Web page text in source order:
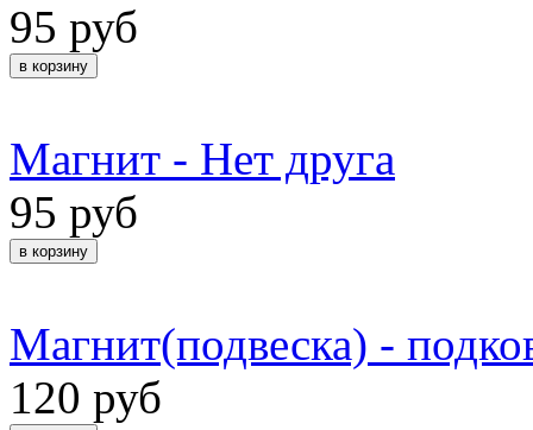
95 руб
Магнит - Нет друга
95 руб
Магнит(подвеска) -
120 руб